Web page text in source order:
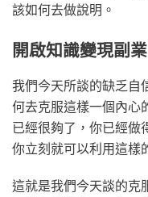
該如何去做說明。
開啟知識變現副業
我們今天所談的缺乏自
何去克服這樣一個內心
已經很夠了，你已經做
你立刻就可以利用這樣
這就是我們今天談的克